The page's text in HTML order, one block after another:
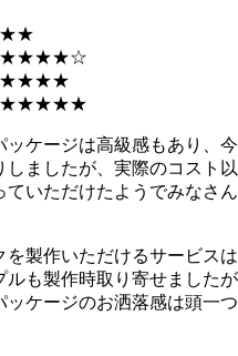
：★★★★☆
★★★★★
：★★★★★
ッケージは高級感もあり、
しましたが、実際のコスト
いただけたようでみなさ
を製作いただけるサービス
ルも製作時取り寄せました
ッケージのお洒落感は頭一